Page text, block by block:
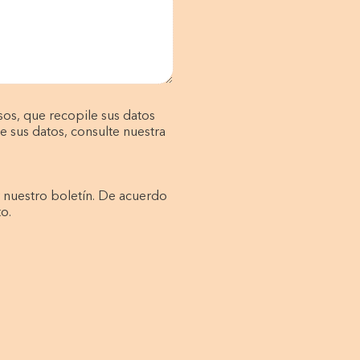
que recopile sus datos
sus datos, consulte nuestra
boletín. De acuerdo